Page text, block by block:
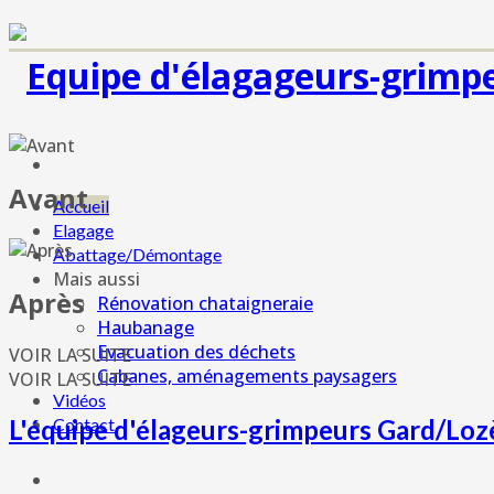
Accueil
Elagage
Abattage/Démontage
Mais aussi
Rénovation chataigneraie
Haubanage
Evacuation des déchets
Cabanes, aménagements paysagers
Vidéos
Contact
Avant
Après
VOIR LA SUITE
VOIR LA SUITE
L'équipe d'élageurs-grimpeurs Gard/